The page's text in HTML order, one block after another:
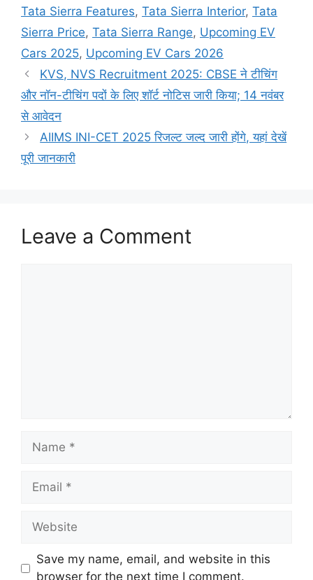
Tata Sierra Features, Tata Sierra Interior, Tata
Sierra Price, Tata Sierra Range, Upcoming EV
Cars 2025, Upcoming EV Cars 2026
KVS, NVS Recruitment 2025: CBSE ने टीचिंग
और नॉन-टीचिंग पदों के लिए शॉर्ट नोटिस जारी किया; 14 नवंबर
से आवेदन
AIIMS INI-CET 2025 रिजल्ट जल्द जारी होंगे, यहां देखें
पूरी जानकारी
Leave a Comment
Save my name, email, and website in this
browser for the next time I comment.